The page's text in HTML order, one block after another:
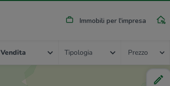
Immobili per l'impresa
Vendita Tipologia Prezzo